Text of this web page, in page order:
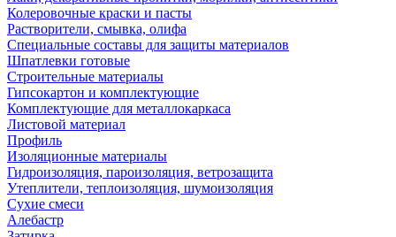
Колеровочные краски и пасты
Растворители, смывка, олифа
Специальные составы для защиты материалов
Шпатлевки готовые
Строительные материалы
Гипсокартон и комплектующие
Комплектующие для металлокаркаса
Листовой материал
Профиль
Изоляционные материалы
Гидроизоляция, пароизоляция, ветрозащита
Утеплители, теплоизоляция, шумоизоляция
Сухие смеси
Алебастр